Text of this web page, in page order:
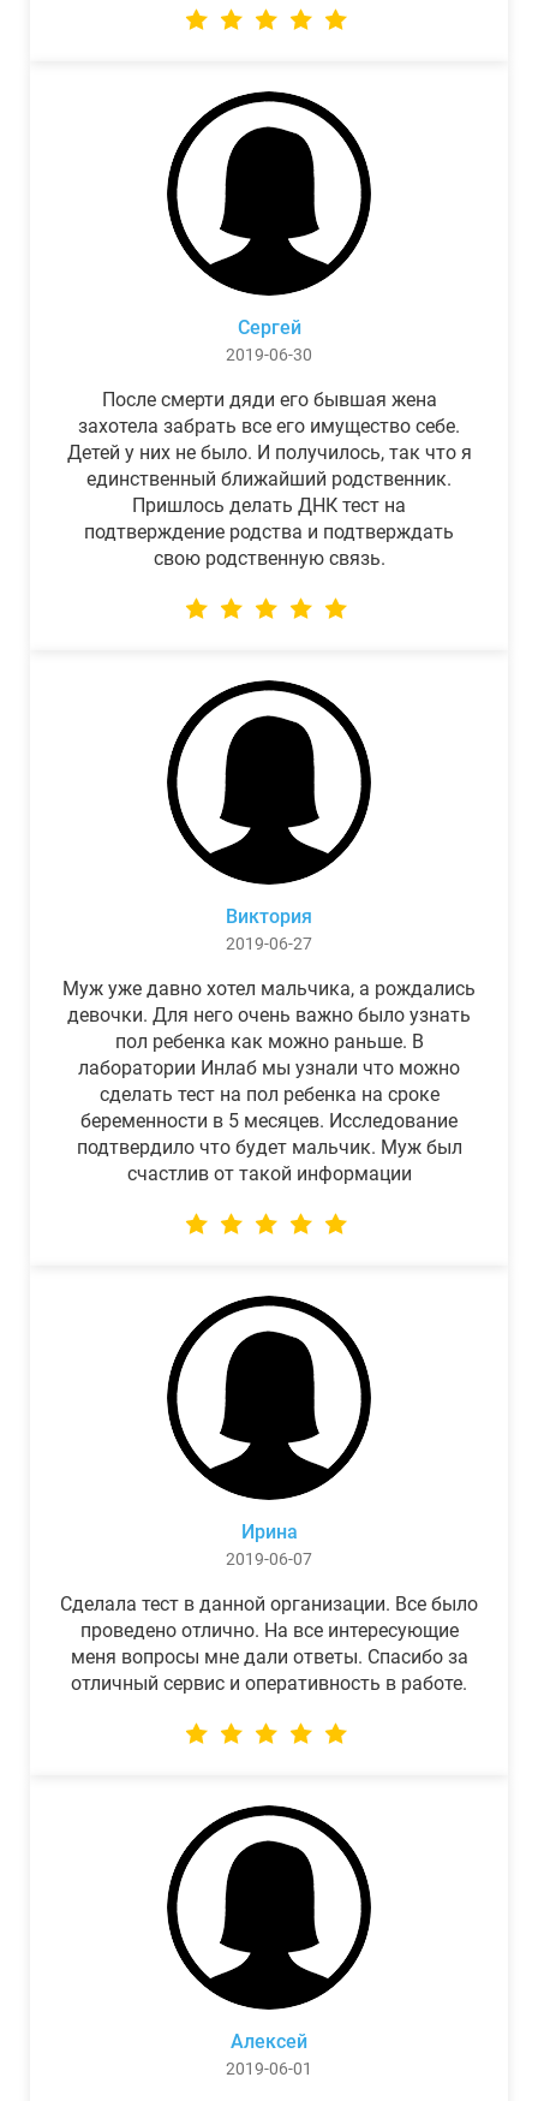
Сергей
2019-06-30
После смерти дяди его бывшая жена
захотела забрать все его имущество себе.
Детей у них не было. И получилось, так что я
единственный ближайший родственник.
Пришлось делать ДНК тест на
подтверждение родства и подтверждать
свою родственную связь.
Виктория
2019-06-27
Муж уже давно хотел мальчика, а рождались
девочки. Для него очень важно было узнать
пол ребенка как можно раньше. В
лаборатории Инлаб мы узнали что можно
сделать тест на пол ребенка на сроке
беременности в 5 месяцев. Исследование
подтвердило что будет мальчик. Муж был
счастлив от такой информации
Ирина
2019-06-07
Сделала тест в данной организации. Все было
проведено отлично. На все интересующие
меня вопросы мне дали ответы. Спасибо за
отличный сервис и оперативность в работе.
Алексей
2019-06-01